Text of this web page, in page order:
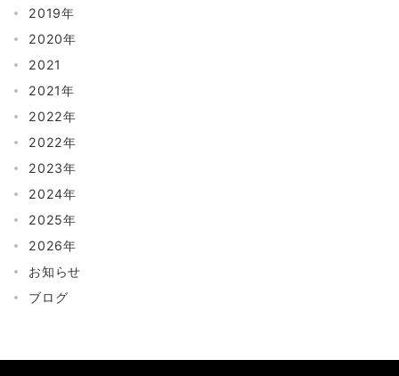
2019年
2020年
2021
2021年
2022年
2022年
2023年
2024年
2025年
2026年
お知らせ
ブログ